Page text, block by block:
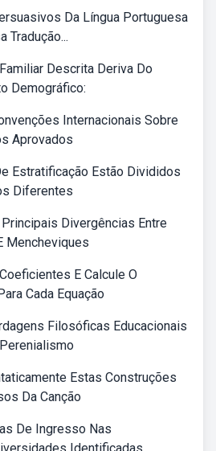
Da Língua Portuguesa
Tradução...
Descrita Deriva Do
Demográfico:
Internacionais Sobre
Aprovados
Estratificação Estão Divididos
Diferentes
Divergências Entre
Mencheviques
E Calcule O
Cada Equação
Filosóficas Educacionais
Estas Construções
Da Canção
De Ingresso Nas